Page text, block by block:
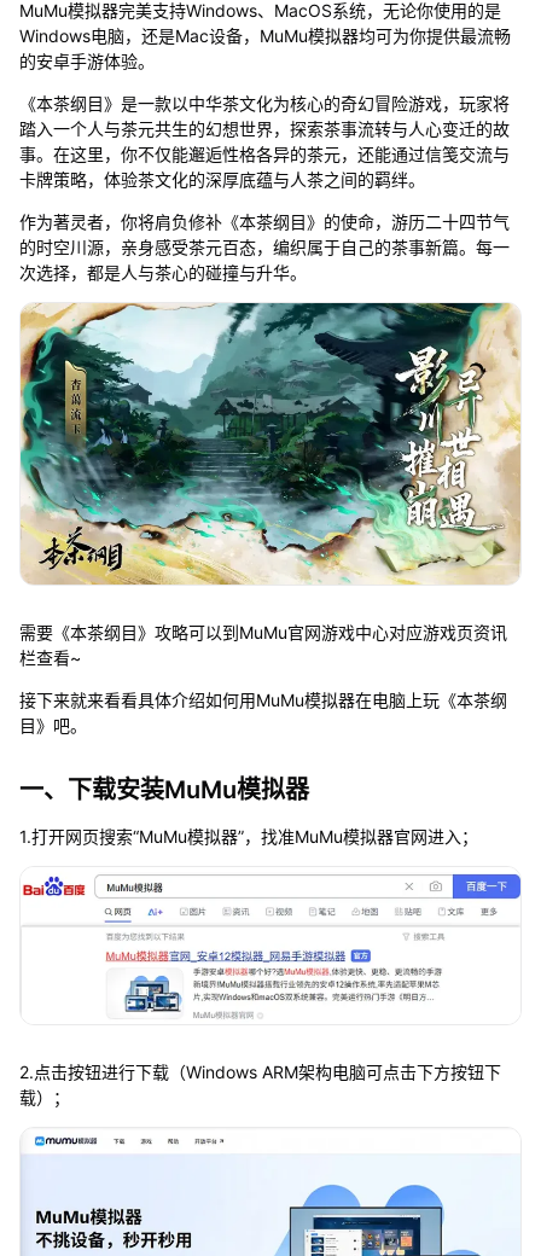
MuMu模拟器完美支持Windows、MacOS系统，无论你使用的是
Windows电脑，还是Mac设备，MuMu模拟器均可为你提供最流畅
的安卓手游体验。
《本茶纲目》是一款以中华茶文化为核心的奇幻冒险游戏，玩家将
踏入一个人与茶元共生的幻想世界，探索茶事流转与人心变迁的故
事。在这里，你不仅能邂逅性格各异的茶元，还能通过信笺交流与
卡牌策略，体验茶文化的深厚底蕴与人茶之间的羁绊。
作为著灵者，你将肩负修补《本茶纲目》的使命，游历二十四节气
的时空川源，亲身感受茶元百态，编织属于自己的茶事新篇。每一
次选择，都是人与茶心的碰撞与升华。
需要《本茶纲目》攻略可以到MuMu官网游戏中心对应游戏页资讯
栏查看~
接下来就来看看具体介绍如何用MuMu模拟器在电脑上玩《本茶纲
目》吧。
一、下载安装MuMu模拟器
1.打开网页搜索“MuMu模拟器”，找准MuMu模拟器官网进入；
2.点击按钮进行下载（Windows ARM架构电脑可点击下方按钮下
载）；